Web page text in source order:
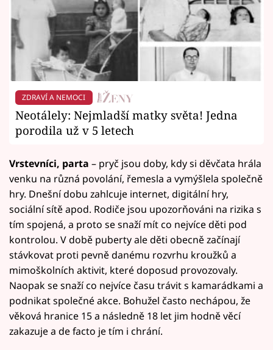
ZDRAVÍ A NEMOCI
Neotálely: Nejmladší matky světa! Jedna
porodila už v 5 letech
Vrstevníci, parta – pryč jsou doby, kdy si děvčata hrála
venku na různá povolání, řemesla a vymýšlela společně
hry. Dnešní dobu zahlcuje internet, digitální hry,
sociální sítě apod. Rodiče jsou upozorňováni na rizika s
tím spojená, a proto se snaží mít co nejvíce děti pod
kontrolou. V době puberty ale děti obecně začínají
stávkovat proti pevně danému rozvrhu kroužků a
mimoškolních aktivit, které doposud provozovaly.
Naopak se snaží co nejvíce času trávit s kamarádkami a
podnikat společné akce. Bohužel často nechápou, že
věková hranice 15 a následně 18 let jim hodně věcí
zakazuje a de facto je tím i chrání.